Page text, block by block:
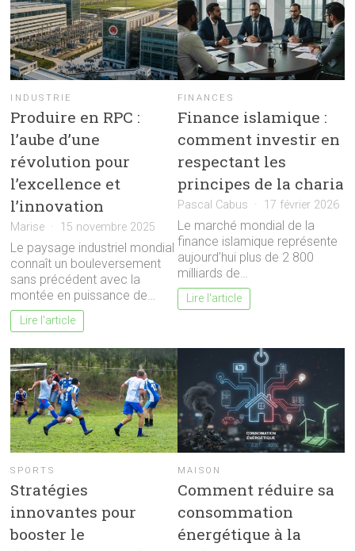
INDUSTRIE
Produire en RPC :
l’aube d’une
révolution pour
l’excellence et
l’innovation
Marise 15 novembre 2025
Le paysage industriel mondial
connaît un bouleversement
sans précédent avec la
montée en puissance de…
Lire l'article
FINANCES
Finance islamique :
comment investir en
respectant les
principes de la charia
Pascal Cabus 17 février 2026
Le marché mondial de la
finance islamique représente
aujourd’hui plus de 2 800
milliards de…
Lire l'article
SPORTS
Stratégies
innovantes pour
booster le
MAISON
Comment réduire sa
consommation
énergétique à la